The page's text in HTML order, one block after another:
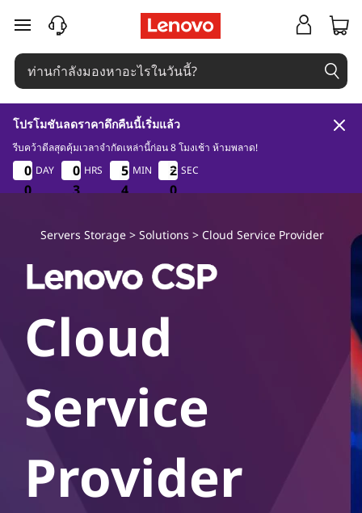
e
n
o
v
o
ข้ามไปที่เนื้อหาหลัก
โปรโมชันลดราคาดึกคืนนี้เริ่มแล้ว
รีบคว้าดีลสุดคุ้มเวลาจำกัดเหล่านี้ก่อน 8 โมงเช้า ห้ามพลาด!
0
0
0
0
0
0
0
0
DAY
0
3
0
3
0
3
0
3
HRS
5
4
5
4
5
4
5
4
MIN 1
9
1
8
1
9
1
8
SEC
Servers Storage > Solutions > Cloud Service Provider
Cloud
Service
Provider